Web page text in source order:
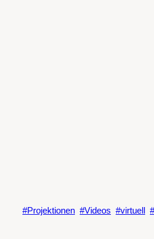
Projektionen Videos virtuell